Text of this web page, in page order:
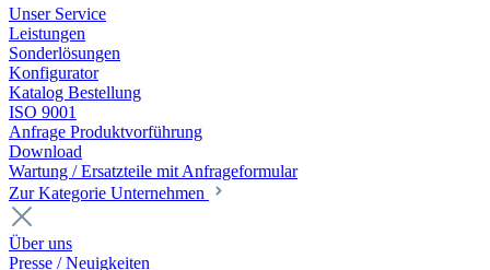
Unser Service
Leistungen
Sonderlösungen
Konfigurator
Katalog Bestellung
ISO 9001
Anfrage Produktvorführung
Download
Wartung / Ersatzteile mit Anfrageformular
Zur Kategorie Unternehmen
Über uns
Presse / Neuigkeiten